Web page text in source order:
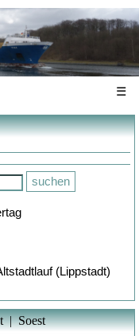
☰
(Lippstadt)
| Soest